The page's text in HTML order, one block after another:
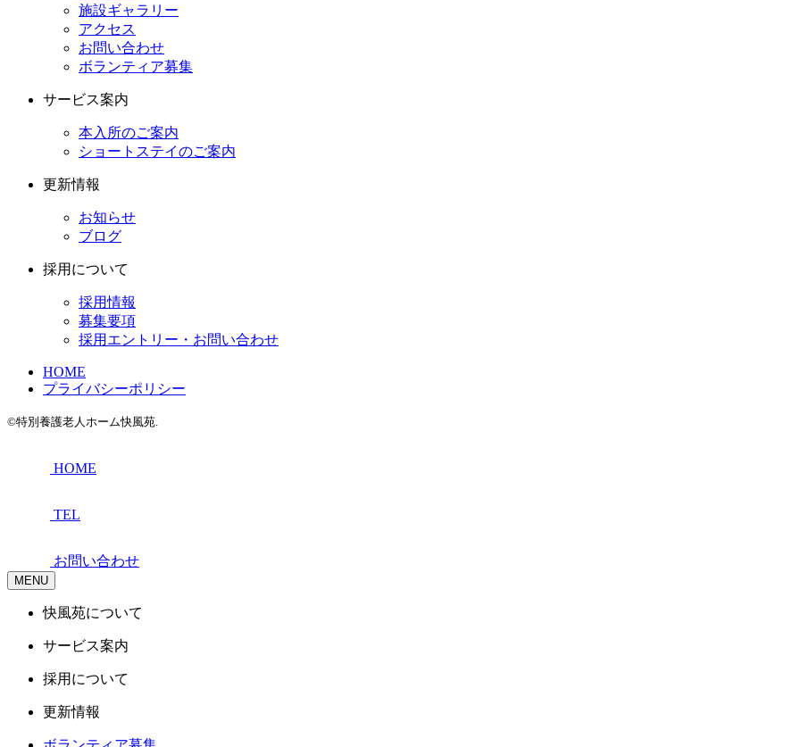
施設ギャラリー
アクセス
お問い合わせ
ボランティア募集
サービス案内
本入所のご案内
ショートステイのご案内
更新情報
お知らせ
ブログ
採用について
採用情報
募集要項
採用エントリー・お問い合わせ
HOME
プライバシーポリシー
©特別養護老人ホーム快風苑.
HOME
TEL
お問い合わせ
MENU
快風苑について
サービス案内
採用について
更新情報